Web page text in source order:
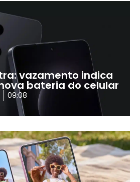
vazamento indica
bateria do celular
09:08